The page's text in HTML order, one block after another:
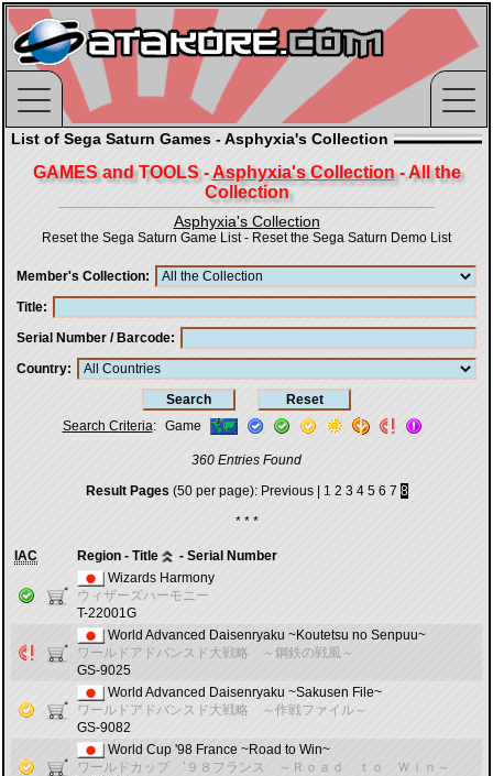
List of Sega Saturn Games - Asphyxia's Collection
GAMES and TOOLS -Asphyxia's Collection- All the
Collection
Asphyxia's Collection
Reset the Sega Saturn Game List- Reset the Sega Saturn Demo List
Member's Collection
Title
Serial Number / Barcode
Country
Search Criteria: Game
360 Entries Found
Result Pages (50 per page): Previous| 1 2 3 4 5 6 7 8
* * *
IAC Region - Title
- Serial Number
Wizards Harmony
ウィザーズハーモニー
T-22001G
World Advanced Daisenryaku ~Koutetsu no Senpuu~
ワールドアドバンスド大戦略 ～鋼鉄の戦風～
GS-9025
World Advanced Daisenryaku ~Sakusen File~
ワールドアドバンスド大戦略 ～作戦ファイル～
GS-9082
World Cup '98 France ~Road to Win~
ワールドカップ ’９８フランス ～Ｒｏａｄ ｔｏ Ｗｉｎ～